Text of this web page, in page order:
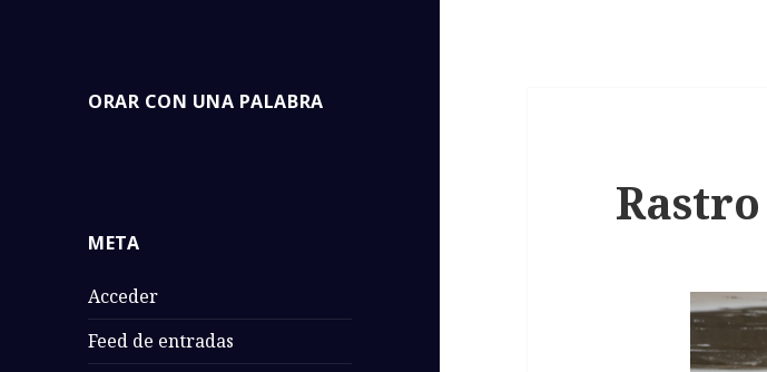
Orar con una
Una Palabra de la Biblia para
ORAR CON UNA PALABRA
META
Acceder
Feed de entradas
Rastro